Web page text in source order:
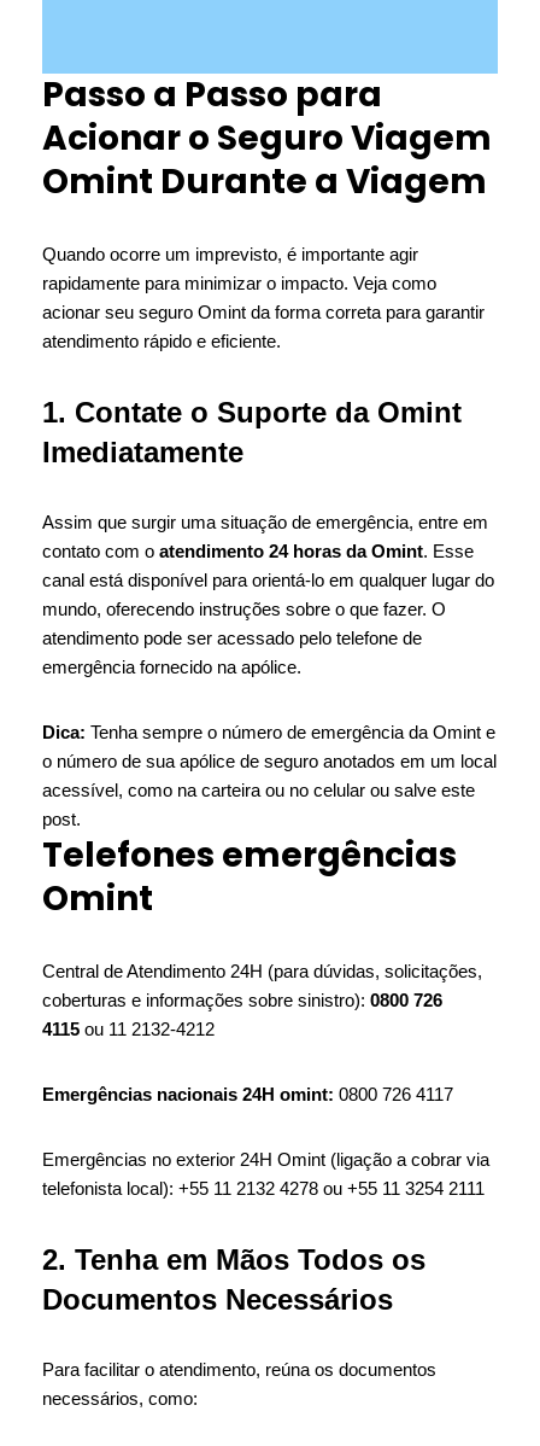
Passo a Passo para
Acionar o Seguro Viagem
Omint Durante a Viagem
Quando ocorre um imprevisto, é importante agir
rapidamente para minimizar o impacto. Veja como
acionar seu seguro Omint da forma correta para garantir
atendimento rápido e eficiente.
1. Contate o Suporte da Omint
Imediatamente
Assim que surgir uma situação de emergência, entre em
contato com o atendimento 24 horas da Omint. Esse
canal está disponível para orientá-lo em qualquer lugar do
mundo, oferecendo instruções sobre o que fazer. O
atendimento pode ser acessado pelo telefone de
emergência fornecido na apólice.
Dica: Tenha sempre o número de emergência da Omint e
o número de sua apólice de seguro anotados em um local
acessível, como na carteira ou no celular ou salve este
post.
Telefones emergências
Omint
Central de Atendimento 24H (para dúvidas, solicitações,
coberturas e informações sobre sinistro): 0800 726
4115 ou 11 2132-4212
Emergências nacionais 24H omint: 0800 726 4117
Emergências no exterior 24H Omint (ligação a cobrar via
telefonista local): +55 11 2132 4278 ou +55 11 3254 2111
2. Tenha em Mãos Todos os
Documentos Necessários
Para facilitar o atendimento, reúna os documentos
necessários, como: